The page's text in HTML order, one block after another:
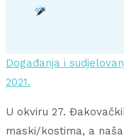
Događanja i
2021.
U okviru 27.
maski/kostima, a